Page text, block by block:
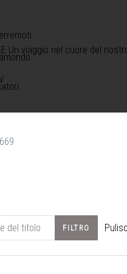
Un viaggio nel cuore del
titolo FILTRO